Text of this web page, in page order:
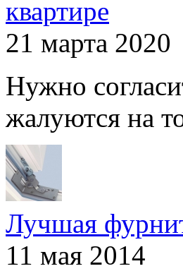
квартире
21 марта 2020
Нужно
жалуются на
Лучшая
11 мая 2014